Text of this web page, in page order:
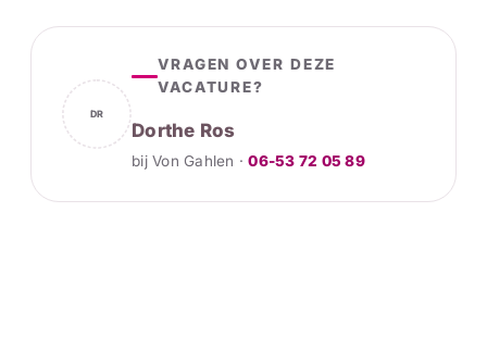
DR
VRAGEN OVER DEZE
VACATURE?
Dorthe Ros
bij Von Gahlen ·06-53 72 05 89